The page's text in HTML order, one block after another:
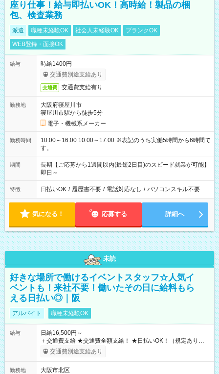
座り仕事！給与即払いOK！高時給！製品の梱
包、検査業務
派遣 職種未経験OK 社会人未経験OK
ブランクOK
WEB登録・面接OK
給与
時給1400円
交通費別途支給あり
交通費 交通費支給有り
勤務地
大阪府寝屋川市
寝屋川市駅から徒歩5分
電子・機械系メーカー
勤務時間
10:00～16:00 10:00～17:00 ※表記のうち実働5時間から6時間で
す。
期間
長期【ご応募から1週間以内(最短2日目)のスピード就業が可能】
即日～
特徴 日払いOK / 履歴書不要 / 電話対応なし / パソコンスキル不要
気になる！ 応募する 詳細へ
未読
好きな場所で働けるイベントスタッフ☆人気イ
ベントも！来社不要！働いたその日に給料もら
える日払い◎｜阪
アルバイト 職種未経験OK
給与
日給16,500円～
＋交通費支給 ★交通費全額支給！ ★日払いOK！（規定あり） ┗
働いたその日に現金GET♪ お仕事後はコンビニATMから 日払
交通費別途支給あり
勤務地
大阪市北区